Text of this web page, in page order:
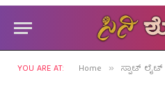
YOU ARE AT: Home » ಸ್ಪಾಟ್ ಲೈಟ್